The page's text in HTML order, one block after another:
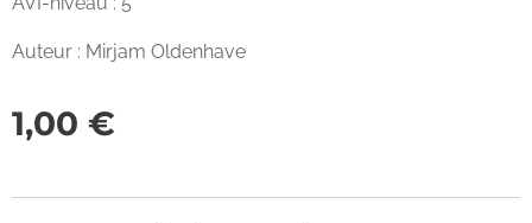
Auteur : Mirjam Oldenhave
1,00 €